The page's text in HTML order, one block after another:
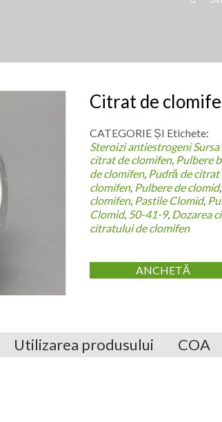
Citrat de
CATEGORIE ȘI Etichete:
Steroizi antiestrogeni
citrat de clomifen, Pulbere
de clomifen, Pudră de citrat
clomifen, Pulbere de clomid,
clomifen, Pastile Clomid,
Clomid, 50-41-9, Dozarea
citratului de clomifen
ANCHETĂ
Utilizarea produsului COA